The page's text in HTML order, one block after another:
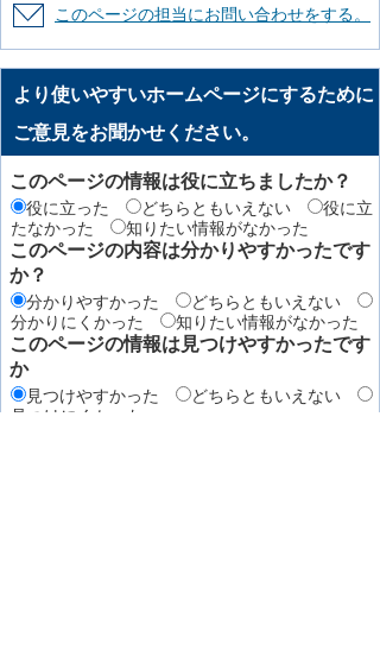
このページの担当にお問い合わせをする。
より使いやすいホームページにするために
ご意見をお聞かせください。
このページの情報は役に立ちましたか？
役に立った どちらともいえない
役に立
たなかった
知りたい情報がなかった
このページの内容は分かりやすかったです
か？
分かりやすかった
どちらともいえない
分かりにくかった
知りたい情報がなかった
このページの情報は見つけやすかったです
か
見つけやすかった
どちらともいえない
見つけにくかった